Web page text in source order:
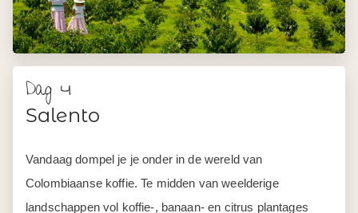
Dag 4
Salento
Vandaag dompel je je onder in de wereld van
Colombiaanse koffie. Te midden van weelderige
landschappen vol koffie-, banaan- en citrus plantages